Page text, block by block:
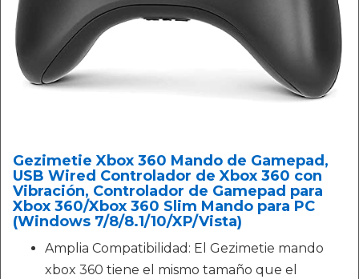
Gezimetie Xbox 360 Mando de Gamepad,
USB Wired Controlador de Xbox 360 con
Vibración, Controlador de Gamepad para
Xbox 360/Xbox 360 Slim Mando para PC
(Windows 7/8/8.1/10/XP/Vista)
Amplia Compatibilidad: El Gezimetie mando
xbox 360 tiene el mismo tamaño que el